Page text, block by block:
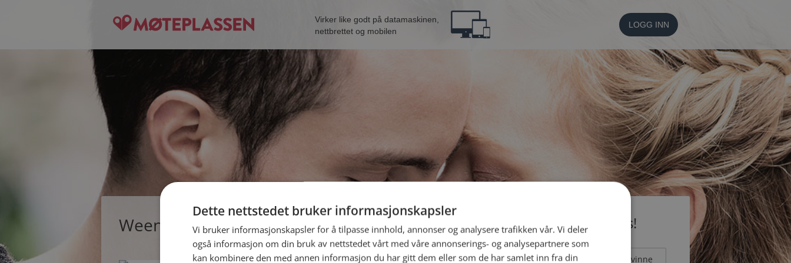
Virker like godt på datamaskinen,
nettbrettet og mobilen
LOGG INN
Weenie Ice, single kvinne fra Indre Østfold Bli medlem gratis!
Jeg er en: Mann Kvinne
Dette nettstedet bruker informasjonskapsler
Vi bruker informasjonskapsler for å tilpasse innhold, annonser og analysere trafikken vår. Vi deler
også informasjon om din bruk av nettstedet vårt med våre annonserings- og analysepartnere som
kan kombinere den med annen informasjon du har gitt dem eller som de har samlet inn fra din